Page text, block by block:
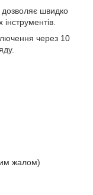
швидко
через 10
жалом)